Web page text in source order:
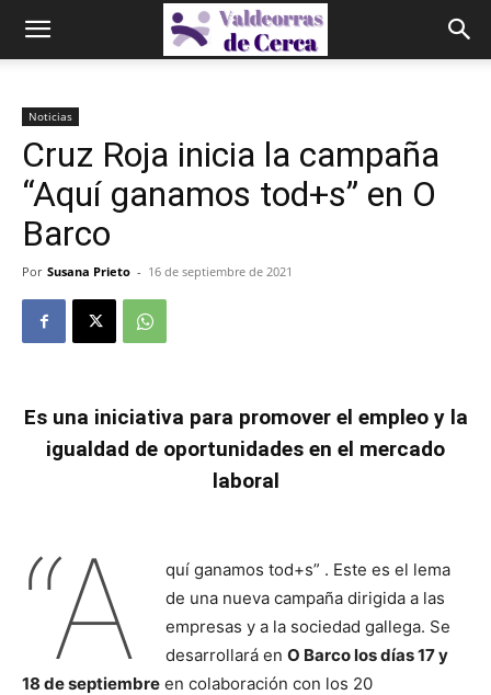
Noticias
Cruz Roja inicia la campaña
“Aquí ganamos tod+s” en O
Barco
Por Susana Prieto - 16 de septiembre de 2021
Es una iniciativa para promover el empleo y la
igualdad de oportunidades en el mercado
laboral
“A
quí ganamos tod+s” . Este es el lema
de una nueva campaña dirigida a las
empresas y a la sociedad gallega. Se
desarrollará en O Barco los días 17 y
18 de septiembre en colaboración con los 20